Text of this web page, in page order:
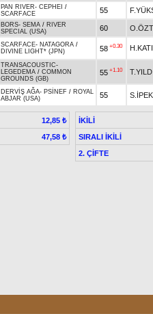
PAN RIVER- CEPHEI /
SCARFACE
55
BORS- SEMA / RIVER
SPECIAL (USA)
60
SCARFACE- NATAGORA /
DIVINE LIGHT* (JPN)
58 +0.30 H.KATI
TRANSACOUSTIC-
LEGEDEMA / COMMON
GROUNDS (GB)
55 +1.10
DERVİŞ AĞA- PSİNEF / ROYAL
ABJAR (USA)
55 S.İPEK
12,85 ₺
47,58 ₺
İKİLİ
SIRALI İKİLİ
2. ÇİFTE